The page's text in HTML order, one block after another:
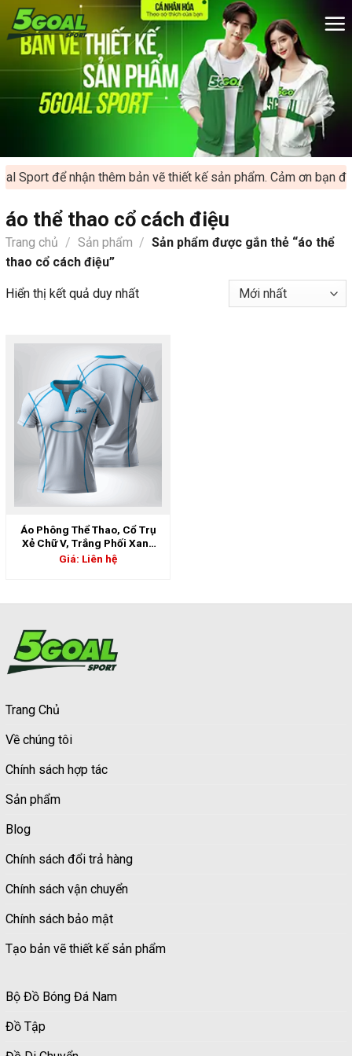
Chuyển
đến
dung
để nhận thêm bản vẽ thiết kế sản phẩm. Cảm ơn bạn đã
áo thể thao cổ cách điệu
Trang chủ / Sản phẩm / Sản phẩm được gắn thẻ “áo thể
thao cổ cách điệu”
Hiển thị kết quả duy nhất
Áo Phông Thể Thao, Cổ Trụ
Xẻ Chữ V, Trắng Phối Xanh
Sky – Cá Tính & Mạnh Mẽ |
Giá: Liên hệ
Trang Chủ
Về chúng tôi
Chính sách hợp tác
Sản phẩm
Blog
Chính sách đổi trả hàng
Chính sách vận chuyển
Chính sách bảo mật
Tạo bản vẽ thiết kế sản phẩm
Bộ Đồ Bóng Đá Nam
Đồ Tập